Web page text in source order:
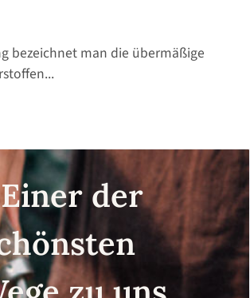
bezeichnet man die übermäßige
Einer der